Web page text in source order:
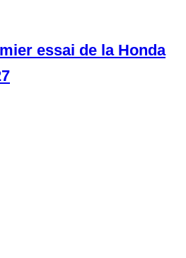
essai de la Honda